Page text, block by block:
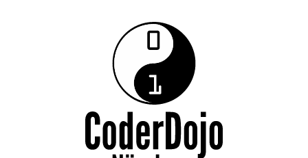
CoderDojo
Nürnberg
Das
CoderDojo
Nürnberg
ein
Club
für
Kinder